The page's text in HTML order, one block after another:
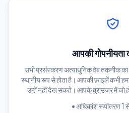
आपकी गोपनीयता
सभी प्रसंस्करण अत्याधुनिक वेब तकनीक
स्थानीय रूप से होता है। आपकी फ़ाइलें कभी
उन्हें नहीं देख सकते। आपके ब्राउज़र में जो
•अधिकांश रूपांतरण